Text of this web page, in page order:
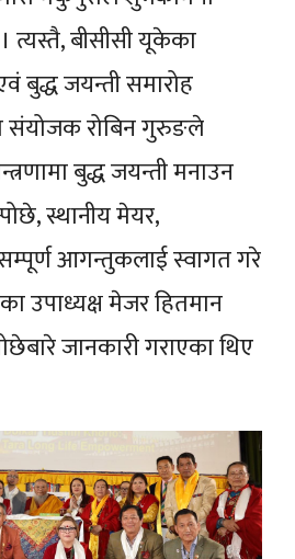
त्यस्तै, बीसीसी यूकेका
बुद्ध जयन्ती समारोह
रोबिन गुरुङले
बुद्ध जयन्ती मनाउन
स्थानीय मेयर,
आगन्तुकलाई स्वागत गरे
उपाध्यक्ष मेजर हितमान
जानकारी गराएका थिए